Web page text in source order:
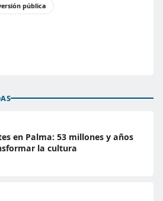
pública
en Palma: 53 millones y años
la cultura